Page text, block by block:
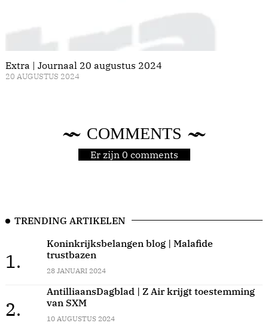
Extra | Journaal 20 augustus 2024
20 AUGUSTUS 2024
COMMENTS
Er zijn 0 comments
TRENDING ARTIKELEN
1.
Koninkrijksbelangen blog | Malafide
trustbazen
28 JANUARI 2024
2.
AntilliaansDagblad | Z Air krijgt toestemming
van SXM
10 AUGUSTUS 2024